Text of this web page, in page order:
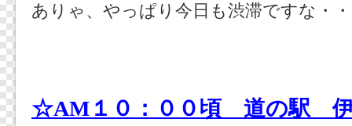
ありゃ、やっぱり今日も渋滞ですな・
☆AM１０：００頃 道の駅